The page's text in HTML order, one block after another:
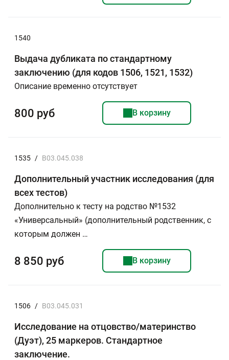
1540
Выдача дубликата по стандартному
заключению (для кодов 1506, 1521, 1532)
Описание временно отсутствует
800 руб В корзину
1535 / B03.045.038
Дополнительный участник исследования (для
всех тестов)
Дополнительно к тесту на родство №1532
«Универсальный» (дополнительный родственник, с
которым должен …
8 850 руб В корзину
1506 / B03.045.031
Исследование на отцовство/материнство
(Дуэт), 25 маркеров. Стандартное
заключение.